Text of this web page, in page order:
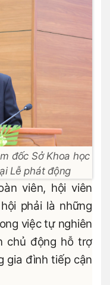
đốc Sở Khoa học
Lễ phát động
viên, hội viên
phải là những
việc tự nghiên
chủ động hỗ trợ
gia đình tiếp cận